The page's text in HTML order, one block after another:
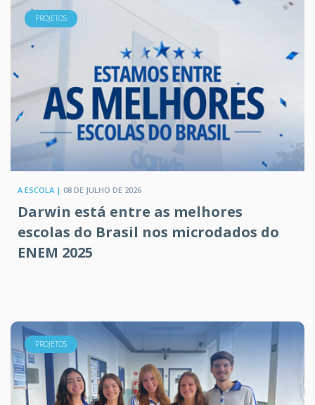
PROJETOS
A ESCOLA | 08 DE JULHO DE 2026
Darwin está entre as melhores
escolas do Brasil nos microdados do
ENEM 2025
PROJETOS